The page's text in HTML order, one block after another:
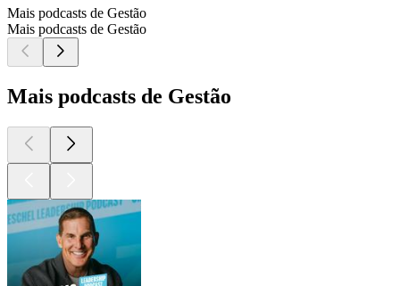
Mais podcasts de Gestão
Mais podcasts de Gestão
Mais podcasts de Gestão